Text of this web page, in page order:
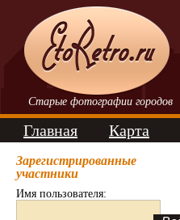
Старые фотографии городов
Главная Карта
Зарегистрированные
участники
Имя пользователя: